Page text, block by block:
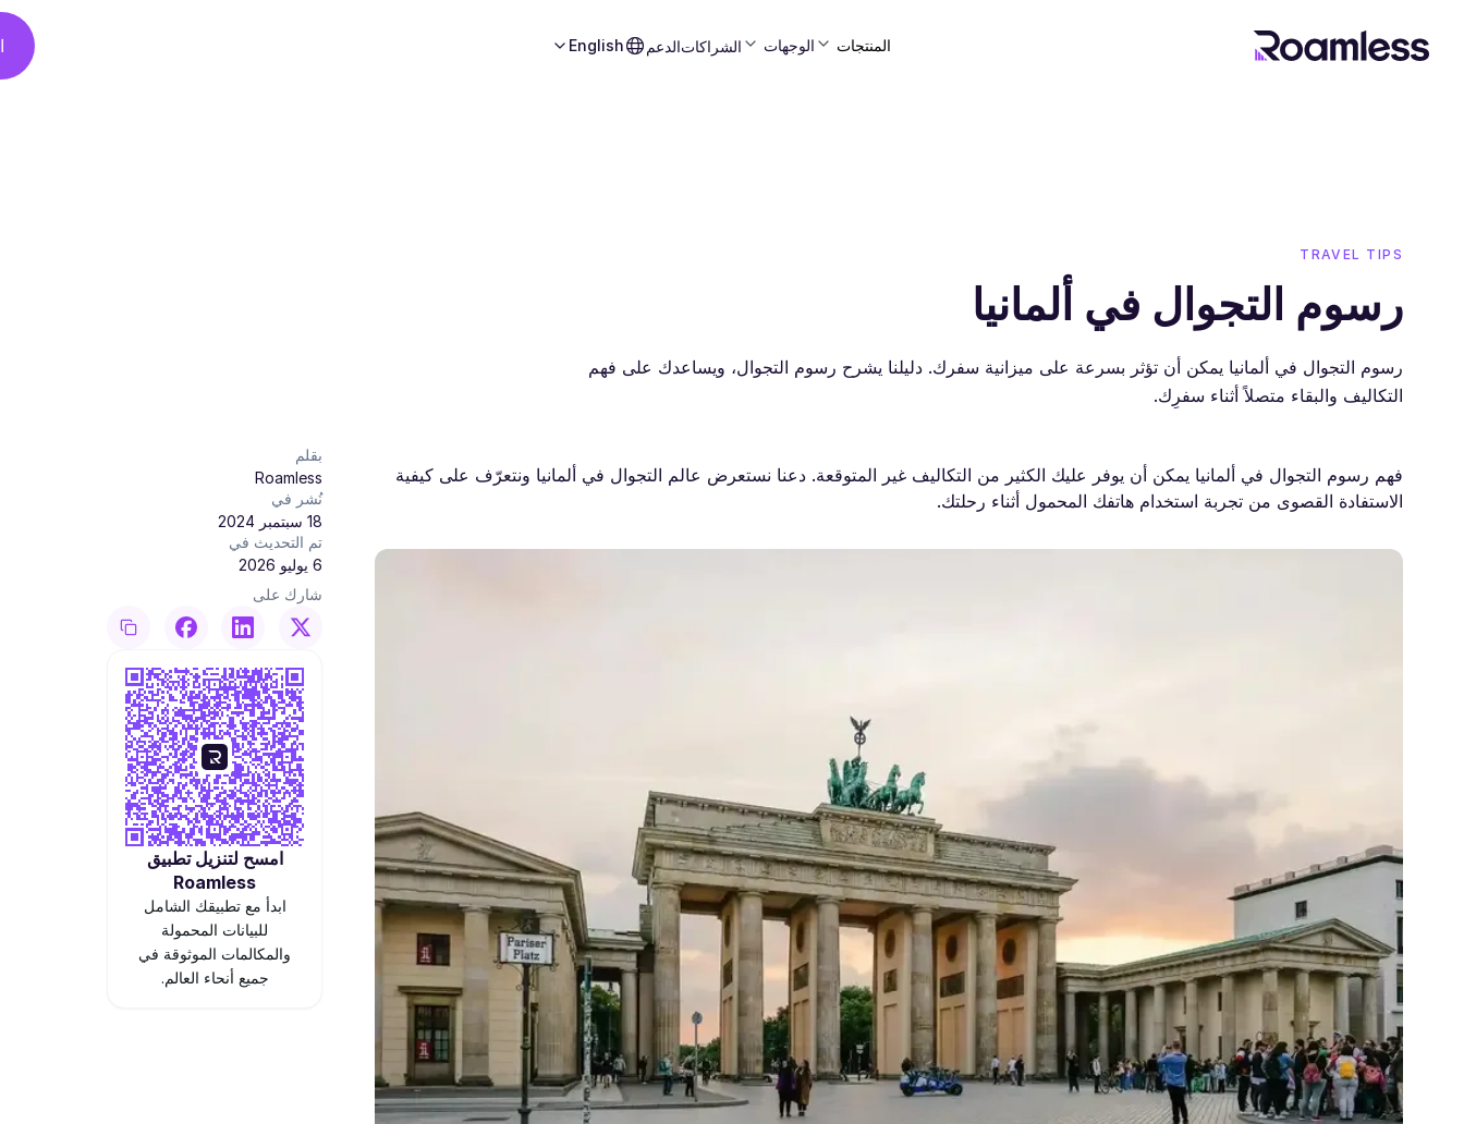
المنتجات الوجهات الشراكاتالدعم English
TRAVEL TIPS
رسوم التجوال في ألمانيا
رسوم التجوال في ألمانيا يمكن أن تؤثر بسرعة على ميزانية سفرك. دليلنا يشرح رسوم التجوال، ويساعدك على فهم
التكاليف والبقاء متصلاً أثناء سفرِك.
فهم رسوم التجوال في ألمانيا يمكن أن يوفر عليك الكثير من التكاليف غير المتوقعة. دعنا نستعرض عالم التجوال في ألمانيا ونتعرّف على كيفية
الاستفادة القصوى من تجربة استخدام هاتفك المحمول أثناء رحلتك.
بقلم
Roamless
نُشر في
18 سبتمبر 2024
تم التحديث في
6 يوليو 2026
شارك على
امسح لتنزيل تطبيق
Roamless
ابدأ مع تطبيقك الشامل
للبيانات المحمولة
والمكالمات الموثوقة في
جميع أنحاء العالم.